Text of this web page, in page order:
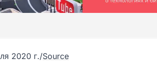
2020 г./Source